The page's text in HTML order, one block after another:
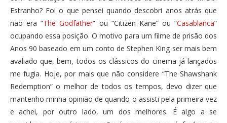
Estranho? Foi o que pensei quando descobri anos atrás que
não era “The Godfather” ou “Citizen Kane” ou “Casablanca”
ocupando essa posição. O motivo para um filme de prisão dos
Anos 90 baseado em um conto de Stephen King ser mais bem
avaliado que, bem, todos os clássicos do cinema já lançados
me fugia. Hoje, por mais que não considere “The Shawshank
Redemption” o melhor de todos os tempos, devo dizer que
mantenho minha opinião de quando o assisti pela primeira vez
e achei, por outro lado, um dos melhores. É algo a se